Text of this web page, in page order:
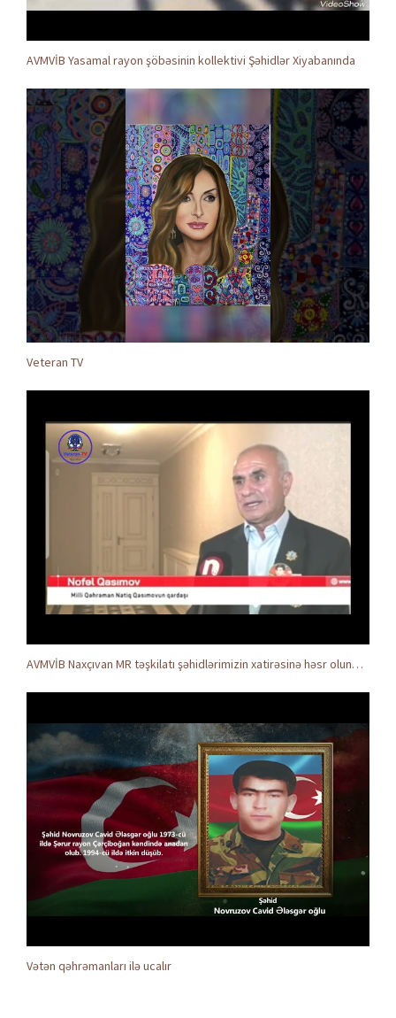
AVMVİB Yasamal rayon şöbəsinin kollektivi Şəhidlər Xiyabanında
Veteran TV
AVMVİB Naxçıvan MR təşkilatı şəhidlərimizin xatirəsinə həsr olunmuş tədbir keçirdi
Vətən qəhrəmanları ilə ucalır